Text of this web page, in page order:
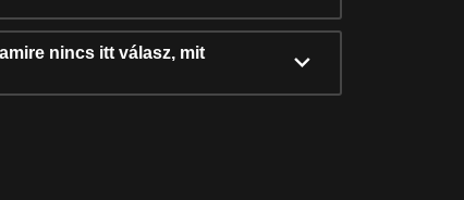
nincs itt válasz, mit